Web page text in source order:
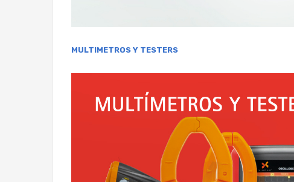
MULTIMETROS Y TESTERS